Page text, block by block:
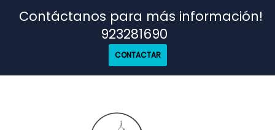
Contáctanos para más información!
923281690
CONTACTAR